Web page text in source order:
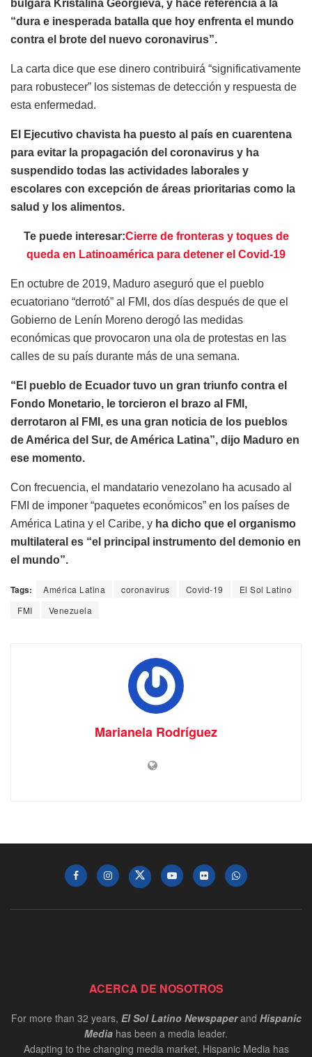
búlgara Kristalina Georgieva, y hace referencia a la
“dura e inesperada batalla que hoy enfrenta el mundo
contra el brote del nuevo coronavirus”.
La carta dice que ese dinero contribuirá “significativamente
para robustecer” los sistemas de detección y respuesta de
esta enfermedad.
El Ejecutivo chavista ha puesto al país en cuarentena
para evitar la propagación del coronavirus y ha
suspendido todas las actividades laborales y
escolares con excepción de áreas prioritarias como la
salud y los alimentos.
Te puede interesar:Cierre de fronteras y toques de
queda en Latinoamérica para detener el Covid-19
En octubre de 2019, Maduro aseguró que el pueblo
ecuatoriano “derrotó” al FMI, dos días después de que el
Gobierno de Lenín Moreno derogó las medidas
económicas que provocaron una ola de protestas en las
calles de su país durante más de una semana.
“El pueblo de Ecuador tuvo un gran triunfo contra el
Fondo Monetario, le torcieron el brazo al FMI,
derrotaron al FMI, es una gran noticia de los pueblos
de América del Sur, de América Latina”, dijo Maduro en
ese momento.
Con frecuencia, el mandatario venezolano ha acusado al
FMI de imponer “paquetes económicos” en los países de
América Latina y el Caribe, y ha dicho que el organismo
multilateral es “el principal instrumento del demonio en
el mundo”.
Tags: América Latina coronavirus Covid-19
El Sol Latino
FMI
Venezuela
Marianela Rodríguez
ACERCA DE NOSOTROS
For more than 32 years, El Sol Latino Newspaperand Hispanic
Media has been a media leader.
Adapting to the changing media market, Hispanic Media has